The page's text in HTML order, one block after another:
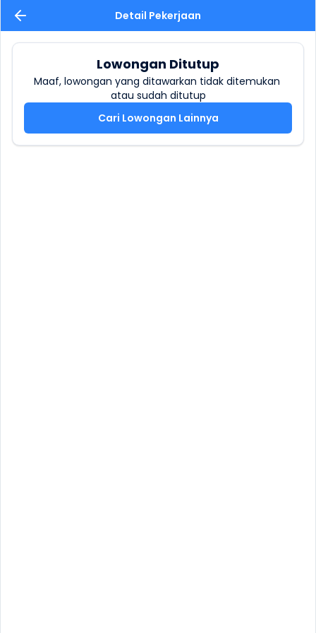
Detail Pekerjaan
Lowongan Ditutup
Maaf, lowongan yang ditawarkan tidak ditemukan
atau sudah ditutup
Cari Lowongan Lainnya